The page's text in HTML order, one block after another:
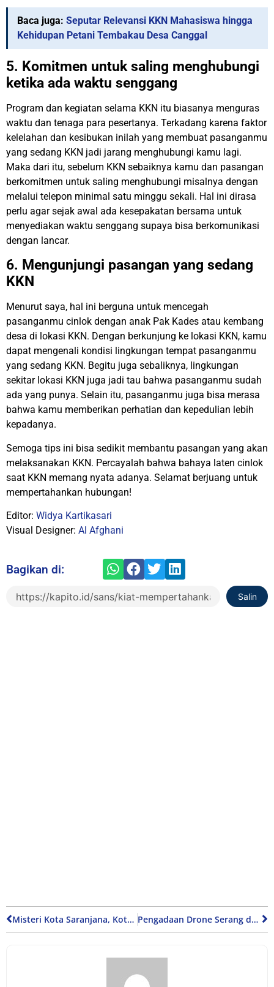
Baca juga: Seputar Relevansi KKN Mahasiswa hingga
Kehidupan Petani Tembakau Desa Canggal
5. Komitmen untuk saling menghubungi
ketika ada waktu senggang
Program dan kegiatan selama KKN itu biasanya menguras
waktu dan tenaga para pesertanya. Terkadang karena faktor
kelelahan dan kesibukan inilah yang membuat pasanganmu
yang sedang KKN jadi jarang menghubungi kamu lagi.
Maka dari itu, sebelum KKN sebaiknya kamu dan pasangan
berkomitmen untuk saling menghubungi misalnya dengan
melalui telepon minimal satu minggu sekali. Hal ini dirasa
perlu agar sejak awal ada kesepakatan bersama untuk
menyediakan waktu senggang supaya bisa berkomunikasi
dengan lancar.
6. Mengunjungi pasangan yang sedang
KKN
Menurut saya, hal ini berguna untuk mencegah
pasanganmu cinlok dengan anak Pak Kades atau kembang
desa di lokasi KKN. Dengan berkunjung ke lokasi KKN, kamu
dapat mengenali kondisi lingkungan tempat pasanganmu
yang sedang KKN. Begitu juga sebaliknya, lingkungan
sekitar lokasi KKN juga jadi tau bahwa pasanganmu sudah
ada yang punya. Selain itu, pasanganmu juga bisa merasa
bahwa kamu memberikan perhatian dan kepedulian lebih
kepadanya.
Semoga tips ini bisa sedikit membantu pasangan yang akan
melaksanakan KKN. Percayalah bahwa bahaya laten cinlok
saat KKN memang nyata adanya. Selamat berjuang untuk
mempertahankan hubungan!
Editor: Widya Kartikasari
Visual Designer: Al Afghani
Bagikan di:
Salin
Misteri Kota Saranjana, Kota Gaib atau Dunia Paralel? Pengadaan Drone Serang dan Peluang Pengembangan Industri Pertahanan Nasional